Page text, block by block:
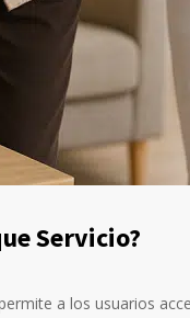
Servicio?
a los usuarios